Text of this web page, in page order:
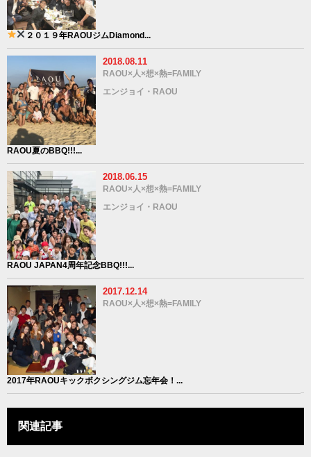
２０１９年RAOUジムDiamond...
2018.08.11
RAOU×人×想×熱=FAMILY
エンジョイ・RAOU
RAOU夏のBBQ!!!...
2018.06.15
RAOU×人×想×熱=FAMILY
エンジョイ・RAOU
RAOU JAPAN4周年記念BBQ!!!...
2017.12.14
RAOU×人×想×熱=FAMILY
2017年RAOUキックボクシングジム忘年会！...
関連記事